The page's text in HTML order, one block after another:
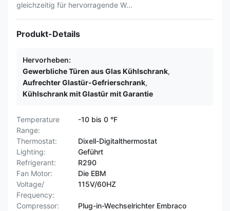
gleichzeitig für hervorragende W...
Produkt-Details
Hervorheben:
Gewerbliche Türen aus Glas Kühlschrank,
Aufrechter Glastür-Gefrierschrank,
Kühlschrank mit Glastür mit Garantie
Temperature
Range:
-10 bis 0 °F
Thermostat:
Dixell-Digitalthermostat
Lighting:
Geführt
Refrigerant:
R290
Fan Motor:
Die EBM
Voltage/
Frequency:
115V/60HZ
Compressor:
Plug-in-Wechselrichter Embraco